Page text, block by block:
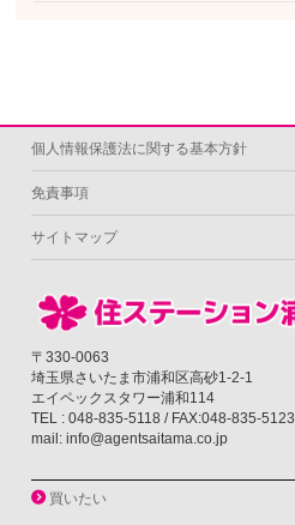
個人情報保護法に関する基本方針
免責事項
サイトマップ
〒330-0063
埼玉県さいたま市浦和区高砂1-2-1
エイペックスタワー浦和114
TEL : 048-835-5118 / FAX:048-835-5123
mail: info@agentsaitama.co.jp
買いたい